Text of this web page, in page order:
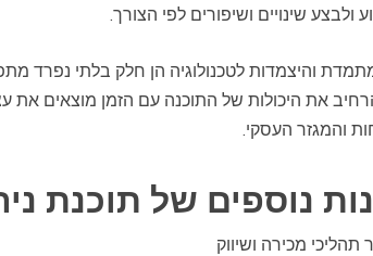
ולבצע שינויים ושיפורים לפי הצורך.
את היכולות של התוכנה עם הזמן מוצאים את
והמגזר העסקי.
נוספים של תוכנת
תהליכי מכירה ושיווק